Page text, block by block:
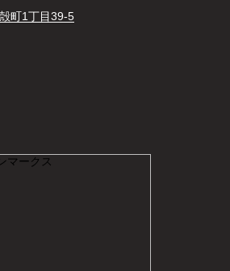
町1丁目39-5